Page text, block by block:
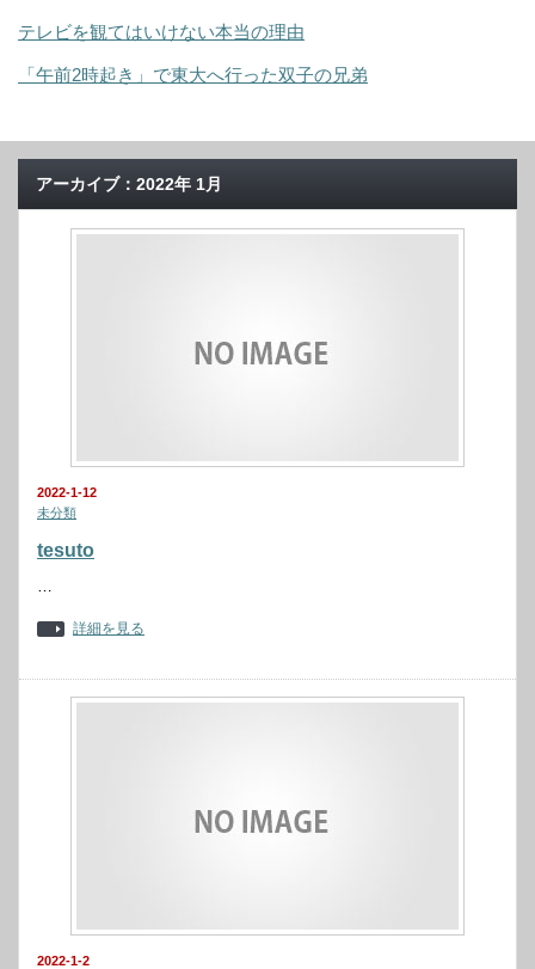
テレビを観てはいけない本当の理由
「午前2時起き」で東大へ行った双子の兄弟
アーカイブ：2022年 1月
2022-1-12
未分類
tesuto
…
詳細を見る
2022-1-2